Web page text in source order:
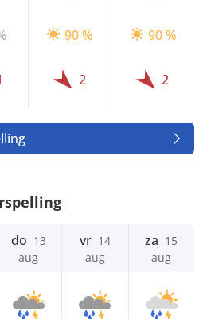
90 %
2
90 %
2
do 13
aug
vr 14
aug
za 15
aug